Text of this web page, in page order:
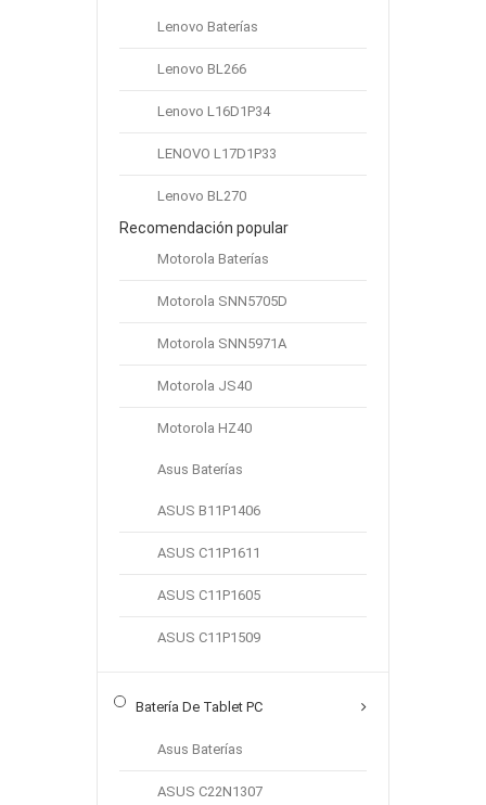
Lenovo Baterías
Lenovo BL266
Lenovo L16D1P34
LENOVO L17D1P33
Lenovo BL270
Recomendación popular
Motorola Baterías
Motorola SNN5705D
Motorola SNN5971A
Motorola JS40
Motorola HZ40
Asus Baterías
ASUS B11P1406
ASUS C11P1611
ASUS C11P1605
ASUS C11P1509
Batería De Tablet PC
Asus Baterías
ASUS C22N1307
De Voltaje
Todas Las Baterías 6600mAh 10.8v
DESTACADO
Batería Compatible Con
SM-X730 SM-X736